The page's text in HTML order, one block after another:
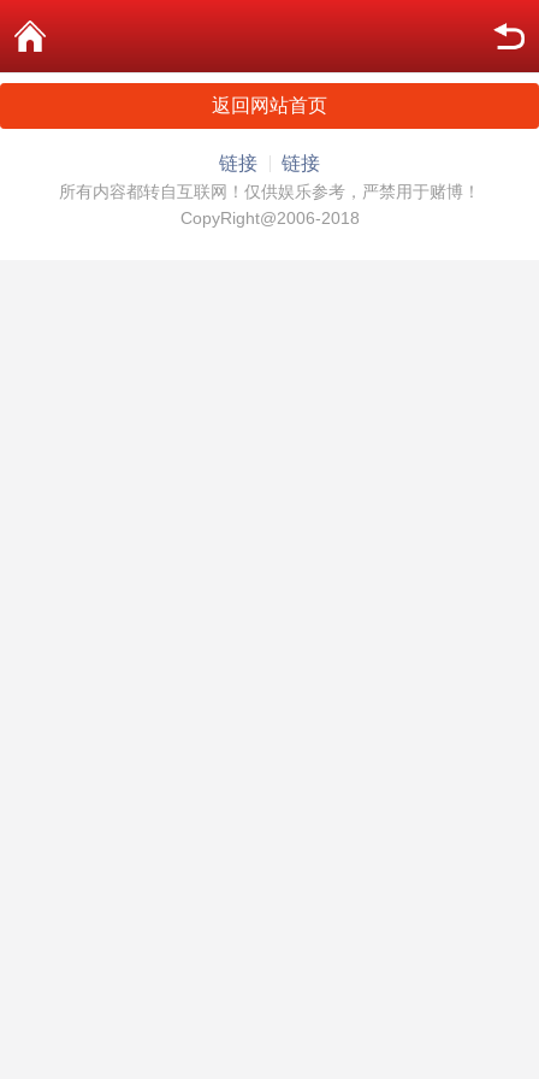
返回网站首页
链接 链接
所有内容都转自互联网！仅供娱乐参考，严禁用于赌博！
CopyRight@2006-2018